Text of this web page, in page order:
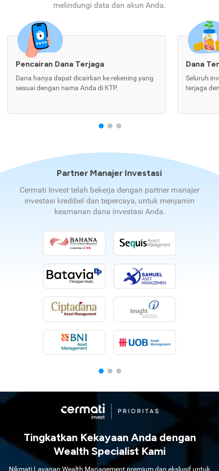
melindungi data dan akun Anda.
Pencairan Dana Terjaga
Dana hanya dapat dicairkan ke rekening yang
sesuai dengan nama Anda di KTP.
Dana
Seluruh
terjaga
Partner Manajer Investasi
Cermati Invest telah bekerja dengan partner manajer
investasi kredibel dan tepercaya, untuk menjamin
keamanan dana investasi Anda.
Tingkatkan Kekayaan Anda dengan
Wealth Specialist Kami
Nikmati Layanan Wealth Management premium dan ekslusif untuk